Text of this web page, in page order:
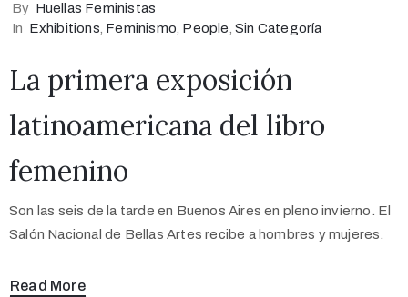
By Huellas Feministas
In Exhibitions Feminismo People ‚Sin Categoría
La primera exposición
latinoamericana del libro
femenino
Son las seis de la tarde en Buenos Aires en pleno invierno. El
Salón Nacional de Bellas Artes recibe a hombres y mujeres.
Read More